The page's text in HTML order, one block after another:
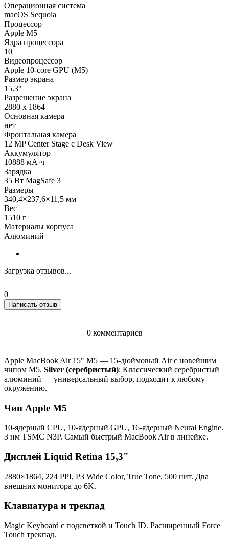
Операционная система
macOS Sequoia
Процессор
Apple M5
Ядра процессора
10
Видеопроцессор
Apple 10-core GPU (M5)
Размер экрана
15.3"
Разрешение экрана
2880 x 1864
Основная камера
нет
Фронтальная камера
12 MP Center Stage с Desk View
Аккумулятор
10888 мА·ч
Зарядка
35 Вт MagSafe 3
Размеры
340,4×237,6×11,5 мм
Вес
1510 г
Материалы корпуса
Алюминий
Загрузка отзывов...
0
Написать отзыв
0 комментариев
Apple MacBook Air 15" M5 — 15-дюймовый Air с новейшим
чипом M5. Silver (серебристый): Классический серебристый
алюминий — универсальный выбор, подходит к любому
окружению.
Чип Apple M5
10-ядерный CPU, 10-ядерный GPU, 16-ядерный Neural Engine.
3 нм TSMC N3P. Самый быстрый MacBook Air в линейке.
Дисплей Liquid Retina 15,3"
2880×1864, 224 PPI, P3 Wide Color, True Tone, 500 нит. Два
внешних монитора до 6K.
Клавиатура и трекпад
Magic Keyboard с подсветкой и Touch ID. Расширенный Force
Touch трекпад.